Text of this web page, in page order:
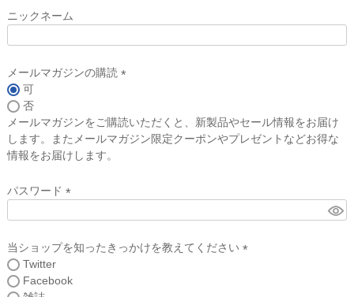
ニックネーム
メールマガジンの購読
須
)
可
否
メールマガジンをご購読いただくと、新製品やセール情報をお届け
します。またメールマガジン限定クーポンやプレゼントなどお得な
情報をお届けします。
パスワード
須
当ショップを知ったきっかけを教えてください
Twitter
Facebook